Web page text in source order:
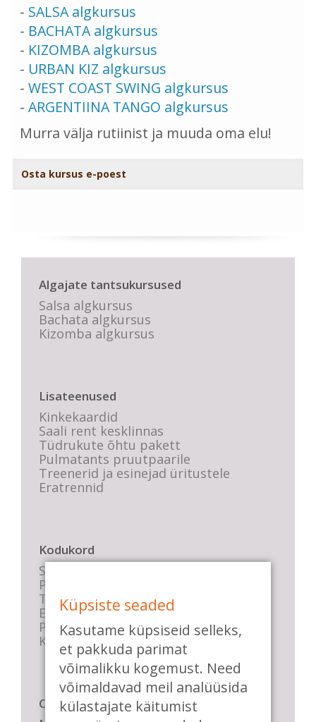
- SALSA algkursus
- BACHATA algkursus
- KIZOMBA algkursus
- URBAN KIZ algkursus
- WEST COAST SWING algkursus
- ARGENTIINA TANGO algkursus
Murra välja rutiinist ja muuda oma elu!
Osta kursus e-poest
Algajate tantsukursused
Salsa algkursus
Bachata algkursus
Kizomba algkursus
Lisateenused
Kinkekaardid
Saali rent kesklinnas
Tüdrukute õhtu pakett
Pulmatants pruutpaarile
Treenerid ja esinejad üritustele
Eratrennid
Kodukord
Stuudio sisekord
Privaatsustingimused
Tasemete kirjeldused
E-poe tingimused
Parkimise info
KKK
Casa de Baile
Küpsiste seaded
Kasutame küpsiseid selleks,
et pakkuda parimat
võimalikku kogemust. Need
võimaldavad meil analüüsida
külastajate käitumist